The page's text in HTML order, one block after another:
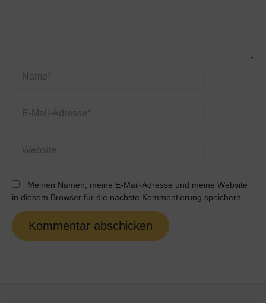
Name*
Mail-
Website
Meinen Namen, meine E-Mail-Adresse und meine Website
in diesem Browser für die nächste Kommentierung speichern.